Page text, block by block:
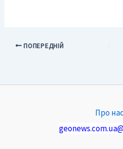
ПОПЕРЕДНІЙ
Про нас